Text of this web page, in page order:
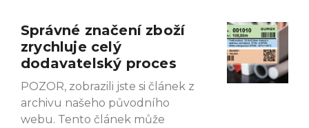
Správné značení zboží
zrychluje celý
dodavatelský proces
POZOR, zobrazili jste si článek z
archivu našeho původního
webu. Tento článek může